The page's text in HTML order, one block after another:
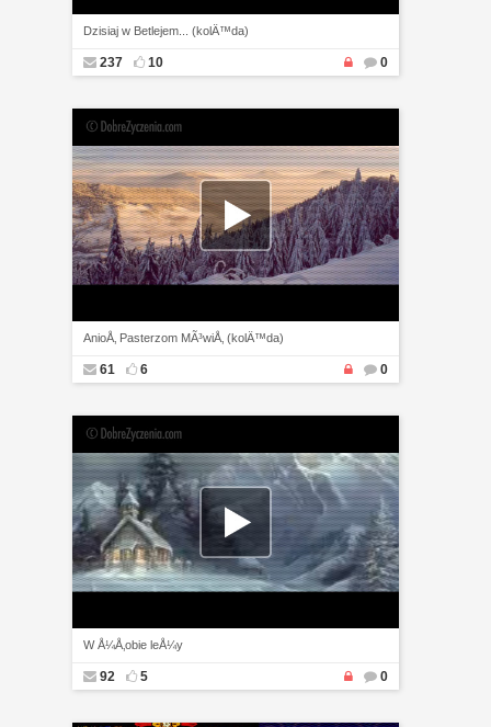
Dzisiaj w Betlejem... (kolÄ™da)
237 10 0
AnioÅ‚ Pasterzom MÃ³wiÅ‚ (kolÄ™da)
61 6 0
W Å¼Å‚obie leÅ¼y
92 5 0